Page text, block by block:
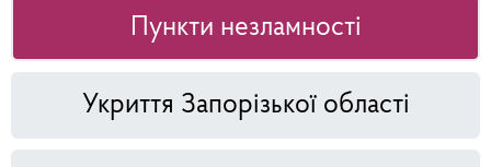
Пункти незламності
Укриття Запорізької області